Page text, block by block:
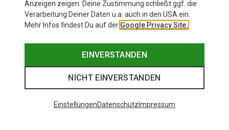
Zur Produktseite
Anzeigen zeigen. Deine Zustimmung schließt ggf. die
Verarbeitung Deiner Daten u.a. auch in den USA ein.
Mehr Infos findest Du auf der Google Privacy Site.
EINVERSTANDEN
NICHT EINVERSTANDEN
EinstellungenDatenschutz Impressum